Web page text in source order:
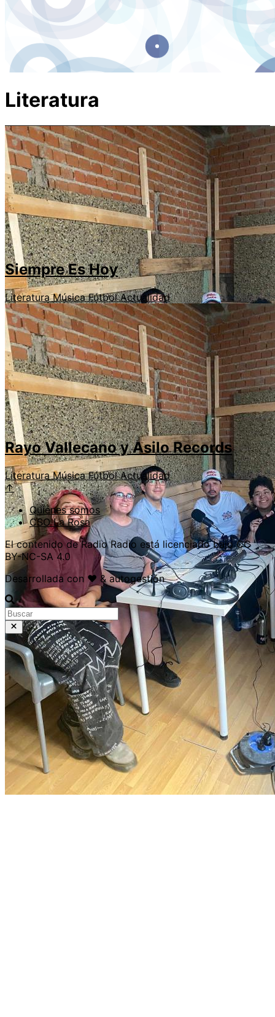
Literatura
Siempre Es Hoy
LiteraturaMúsicaFútbolActualidad
Rayo Vallecano y Asilo Records
LiteraturaMúsicaFútbolActualidad
↑
Quiénes somos
CSO La Rosa
El contenido de Radio Radio está licenciado bajo CC
BY-NC-SA 4.0
Desarrollada con ❤️ & autogestión